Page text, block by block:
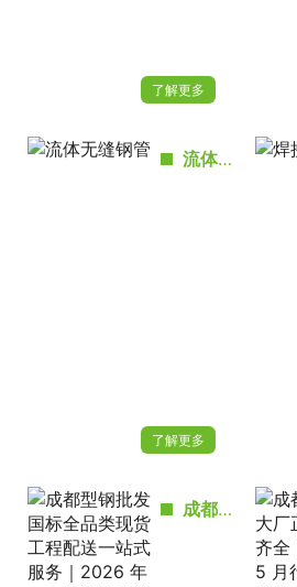
了解更多
流体无缝钢管
了解更多
成都型钢批发国标全品类现货 工程配送一站式服务｜2026 年 5 月行情涨跌趋势与价格预测